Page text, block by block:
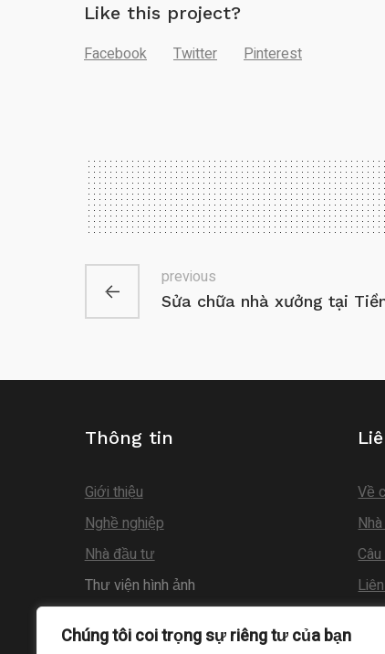
Chúng tôi coi trọng sự riêng tư của bạn
Like this project?
Facebook
Twitter Pinterest
Sửa chữa nhà xưởng tại
previous
Thông tin
Giới thiệu
Nghề nghiệp
Nhà đầu tư
Thư viện hình ảnh
Về